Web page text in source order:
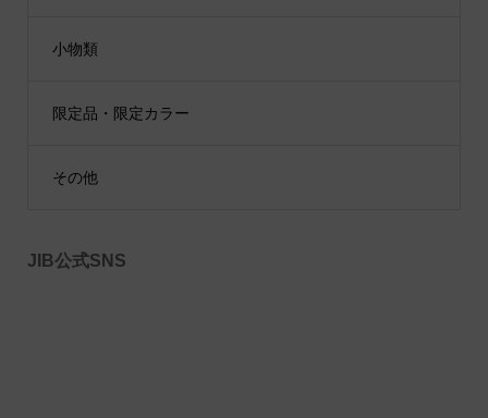
小物類
限定品・限定カラー
その他
JIB公式SNS